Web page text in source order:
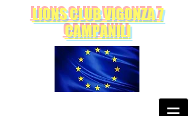
LIONS CLUB VIGONZA 7
CAMPANILI